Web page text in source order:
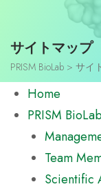
サイトマップ
PRISM BioLab > サイ
Home
PRISM
Team
Scientific